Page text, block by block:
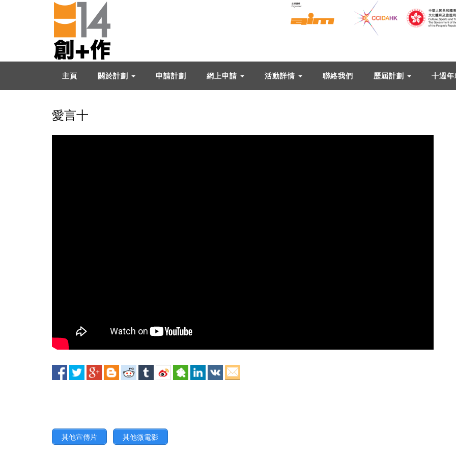
主頁 關於計劃 申請計劃 網上申請 活動詳情 聯絡我們 歷屆計劃 十週
愛言十
其他宣傳片 其他微電影